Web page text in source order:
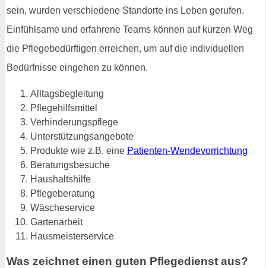
sein, wurden verschiedene Standorte ins Leben gerufen.
Einfühlsame und erfahrene Teams können auf kurzen Weg
die Pflegebedürftigen erreichen, um auf die individuellen
Bedürfnisse eingehen zu können.
Alltagsbegleitung
Pflegehilfsmittel
Verhinderungspflege
Unterstützungsangebote
Produkte wie z.B. eine Patienten-Wendevorrichtung
Beratungsbesuche
Haushaltshilfe
Pflegeberatung
Wäscheservice
Gartenarbeit
Hausmeisterservice
Was zeichnet einen guten Pflegedienst aus?